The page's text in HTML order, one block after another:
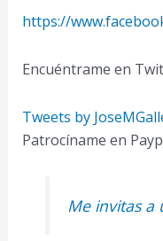
https://
Encuéntrame en
Tweets by
Patrocíname en
Me invitas a